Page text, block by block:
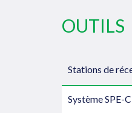
OUTILS
Stations de
Système SPE-